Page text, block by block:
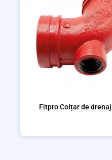
Fitpro Colțar de drenaj